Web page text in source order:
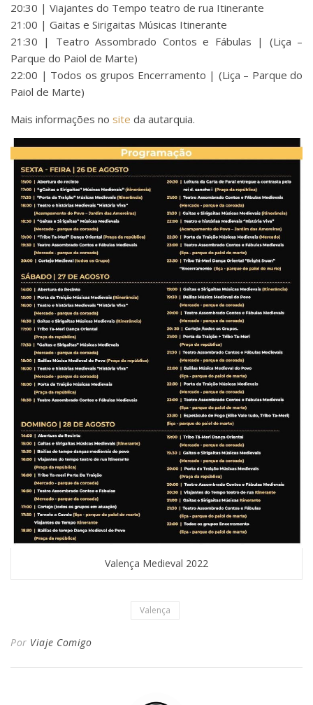
20:30 | Viajantes do Tempo teatro de rua Itinerante
21:00 | Gaitas e Sirigaitas Músicas Itinerante
21:30 | Teatro Assombrado Contos e Fábulas | (Liça –
Parque do Paiol de Marte)
22:00 | Todos os grupos Encerramento | (Liça – Parque do
Paiol de Marte)
Mais informações no site da autarquia.
Valença Medieval 2022
Valença
Por Viaje Comigo